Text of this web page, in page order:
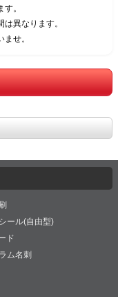
。
異なります。
ませ。
ール(自由型)
ド
ム名刺